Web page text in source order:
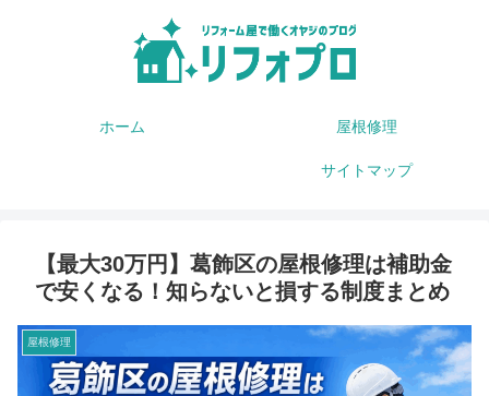
ホーム 屋根修理
サイトマップ
【最大30万円】葛飾区の屋根修理は補助金
で安くなる！知らないと損する制度まとめ
屋根修理